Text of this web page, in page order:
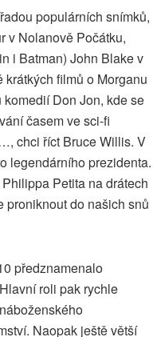
populárních snímků,
v Nolanově Počátku,
i Batman) John Blake v
krátkých filmů o Morganu
Don Jon, kde se
časem ve sci-fi
chci říct Bruce Willis. V
legendárního prezidenta.
Petita na drátech
proniknout do našich snů
předznamenalo
roli pak rychle
Naopak ještě větší